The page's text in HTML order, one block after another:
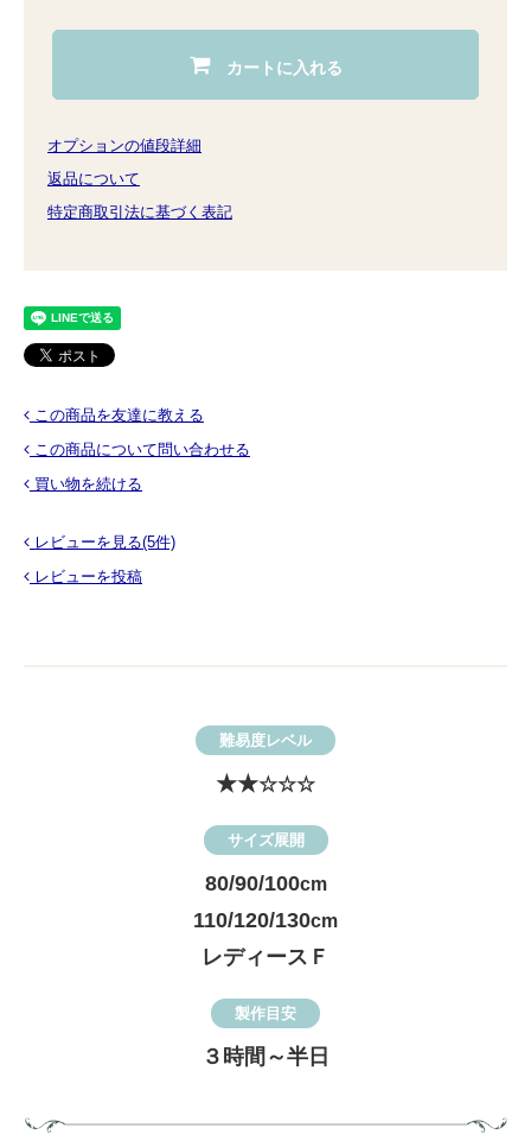
カートに入れる
オプションの値段詳細
返品について
特定商取引法に基づく表記
この商品を友達に教える
この商品について問い合わせる
買い物を続ける
レビューを見る(5件)
レビューを投稿
難易度レベル
★★☆☆☆
サイズ展開
80/90/100cm
110/120/130cm
レディースＦ
製作目安
３時間～半日